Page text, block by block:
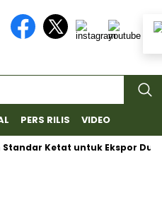
PERS RILIS VIDEO
untuk Ekspor Durian